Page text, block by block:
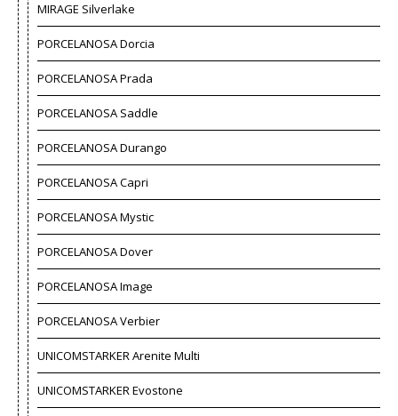
MIRAGE Silverlake
PORCELANOSA Dorcia
PORCELANOSA Prada
PORCELANOSA Saddle
PORCELANOSA Durango
PORCELANOSA Capri
PORCELANOSA Mystic
PORCELANOSA Dover
PORCELANOSA Image
PORCELANOSA Verbier
UNICOMSTARKER Arenite Multi
UNICOMSTARKER Evostone